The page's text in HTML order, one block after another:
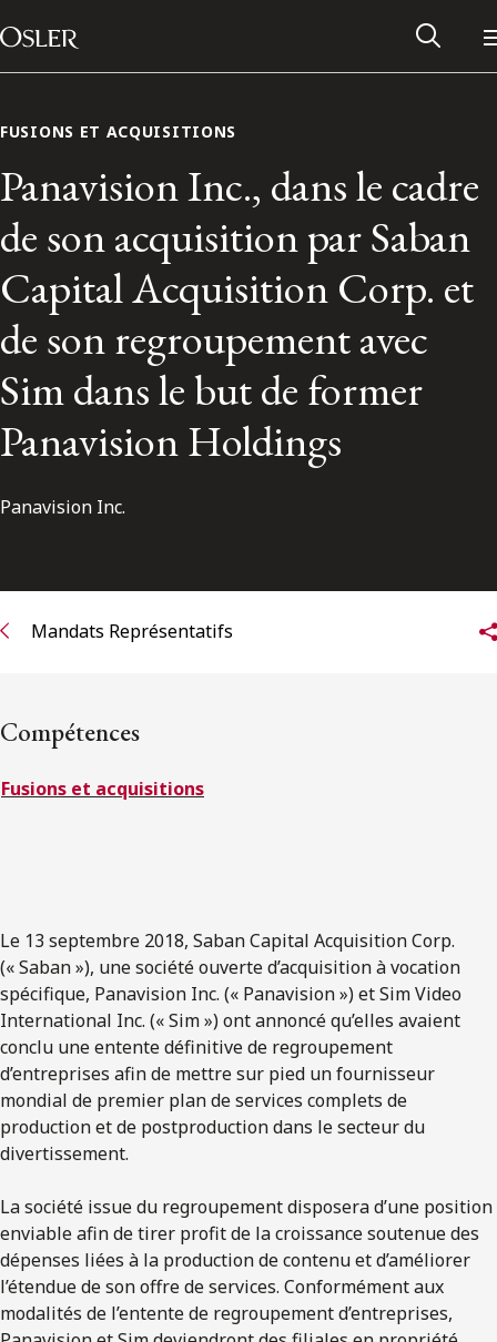
Passer au contenu
Main Navigation
Contactez-nous
ENGLISH
S’abonner
FUSIONS ET ACQUISITIONS
Panavision Inc., dans le cadre
de son acquisition par Saban
Capital Acquisition Corp. et
de son regroupement avec
Sim dans le but de former
Panavision Holdings
Panavision Inc.
Mandats Représentatifs
Compétences
Fusions et acquisitions
Le 13 septembre 2018, Saban Capital Acquisition Corp.
(« Saban »), une société ouverte d’acquisition à vocation
spécifique, Panavision Inc. (« Panavision ») et Sim Video
International Inc. (« Sim ») ont annoncé qu’elles avaient
conclu une entente définitive de regroupement
d’entreprises afin de mettre sur pied un fournisseur
mondial de premier plan de services complets de
production et de postproduction dans le secteur du
divertissement.
La société issue du regroupement disposera d’une position
enviable afin de tirer profit de la croissance soutenue des
dépenses liées à la production de contenu et d’améliorer
l’étendue de son offre de services. Conformément aux
modalités de l’entente de regroupement d’entreprises,